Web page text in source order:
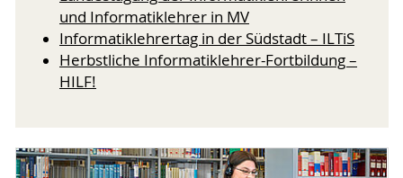
und Informatiklehrer in MV
Informatiklehrertag in der Südstadt – ILTiS
Herbstliche Informatiklehrer-Fortbildung –
HILF!